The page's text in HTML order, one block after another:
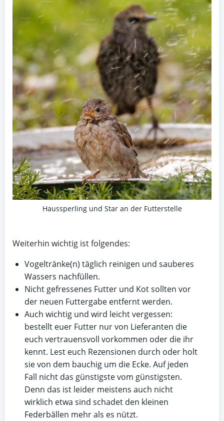
Haussperling und Star an der Futterstelle
Weiterhin wichtig ist folgendes:
Vogeltränke(n) täglich reinigen und sauberes
Wassers nachfüllen.
Nicht gefressenes Futter und Kot sollten vor
der neuen Futtergabe entfernt werden.
Auch wichtig und wird leicht vergessen:
bestellt euer Futter nur von Lieferanten die
euch vertrauensvoll vorkommen oder die ihr
kennt. Lest euch Rezensionen durch oder holt
sie von dem bauchig um die Ecke. Auf jeden
Fall nicht das günstigste vom günstigsten.
Denn das ist leider meistens auch nicht
wirklich etwa sind schadet den kleinen
Federbällen mehr als es nützt.